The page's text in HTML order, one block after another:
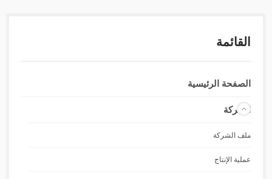
القائمة
الصفحة الرئيسية
الشركة
ملف الشركة
عملية الإنتاج